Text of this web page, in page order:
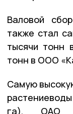
Валовой
также стал
тысячи тонн
тонн в ООО
Самую
га), ОАО